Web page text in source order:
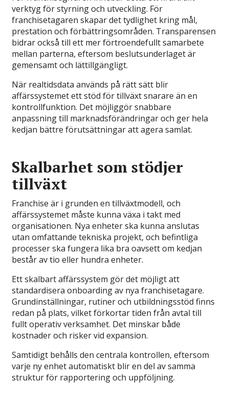
verktyg för styrning och utveckling. För
franchisetagaren skapar det tydlighet kring mål,
prestation och förbättringsområden. Transparensen
bidrar också till ett mer förtroendefullt samarbete
mellan parterna, eftersom beslutsunderlaget är
gemensamt och lättillgängligt.
När realtidsdata används på rätt sätt blir
affärssystemet ett stöd för tillväxt snarare än en
kontrollfunktion. Det möjliggör snabbare
anpassning till marknadsförändringar och ger hela
kedjan bättre förutsättningar att agera samlat.
Skalbarhet som stödjer
tillväxt
Franchise är i grunden en tillväxtmodell, och
affärssystemet måste kunna växa i takt med
organisationen. Nya enheter ska kunna anslutas
utan omfattande tekniska projekt, och befintliga
processer ska fungera lika bra oavsett om kedjan
består av tio eller hundra enheter.
Ett skalbart affärssystem gör det möjligt att
standardisera onboarding av nya franchisetagare.
Grundinställningar, rutiner och utbildningsstöd finns
redan på plats, vilket förkortar tiden från avtal till
fullt operativ verksamhet. Det minskar både
kostnader och risker vid expansion.
Samtidigt behålls den centrala kontrollen, eftersom
varje ny enhet automatiskt blir en del av samma
struktur för rapportering och uppföljning.